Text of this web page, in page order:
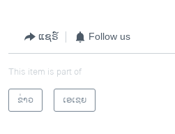
ແຊຣ໌ Follow us
This item is part of
ຂ່າວ
ເອເຊຍ